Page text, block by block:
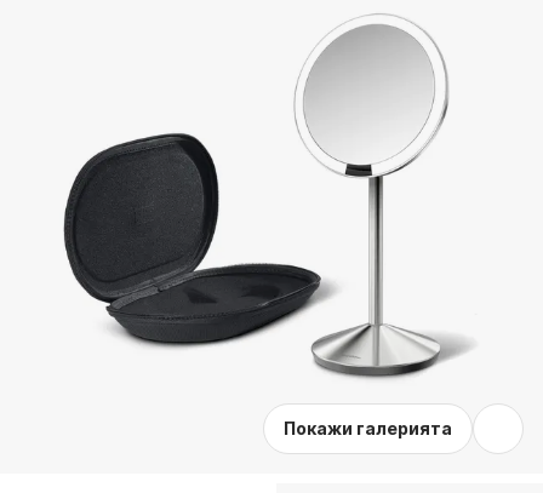
Покажи галерията